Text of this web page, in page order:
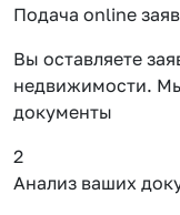
Подача online
Вы оставляете
недвижимости.
документы
2
Анализ ваших